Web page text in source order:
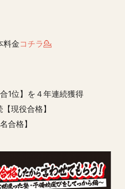
料金コチラ💁
1位】を４年連続獲得
現役合格】
合格】